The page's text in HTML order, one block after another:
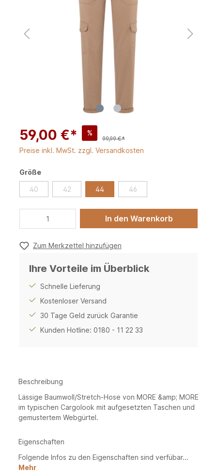
59,00 €* %
99,99 €*
Preise inkl. MwSt. zzgl. Versandkosten
Größe
40 42 44 46
In den Warenkorb
Zum Merkzettel hinzufügen
Ihre Vorteile im Überblick
Schnelle Lieferung
Kostenloser Versand
30 Tage Geld zurück Garantie
Kunden Hotline: 0180 - 11 22 33
Beschreibung
Lässige Baumwoll/Stretch-Hose von MORE &amp; MORE
im typischen Cargolook mit aufgesetzten Taschen und
gemustertem Webgürtel.
Eigenschaften
Folgende Infos zu den Eigenschaften sind verfübar...
Mehr